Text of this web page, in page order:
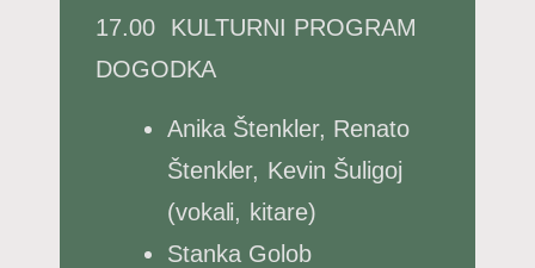
17.00 KULTURNI PROGRAM
DOGODKA
Anika Štenkler, Renato
Štenkler, Kevin Šuligoj
(vokali, kitare)
Stanka Golob